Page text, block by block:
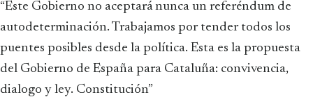
“Este Gobierno no aceptará nunca un referéndum de
autodeterminación. Trabajamos por tender todos los
puentes posibles desde la política. Esta es la propuesta
del Gobierno de España para Cataluña: convivencia,
dialogo y ley. Constitución”